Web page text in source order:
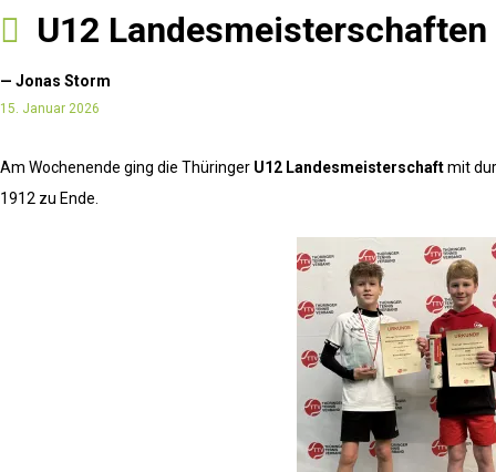
U12
— Jonas Storm
15. Januar 2026
Am Wochenende ging die Thüringer U12 Landesmeisterschaftmit
1912 zu Ende.